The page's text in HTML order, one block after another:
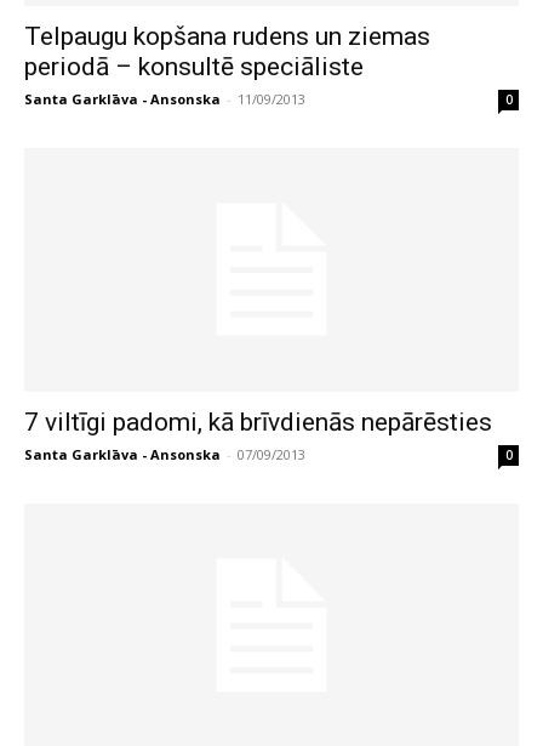
Telpaugu kopšana rudens un ziemas
periodā – konsultē speciāliste
Santa Garklāva - Ansonska - 11/09/2013 0
7 viltīgi padomi, kā brīvdienās nepārēsties
Santa Garklāva - Ansonska - 07/09/2013 0